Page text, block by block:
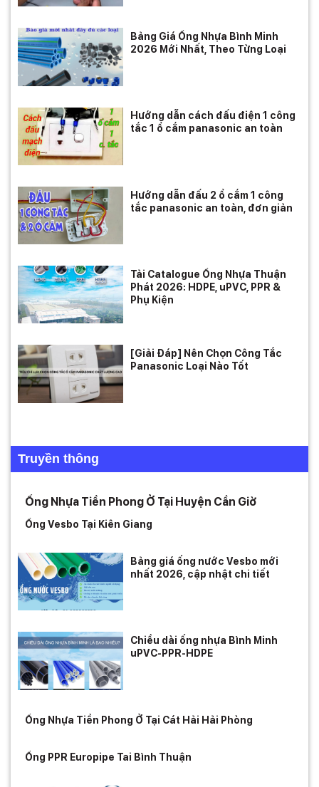
Bảng Giá Ống Nhựa Bình Minh
2026 Mới Nhất, Theo Từng Loại
Hướng dẫn cách đấu điện 1 công
tắc 1 ổ cắm panasonic an toàn
Hướng dẫn đấu 2 ổ cắm 1 công
tắc panasonic an toàn, đơn giản
Tải Catalogue Ống Nhựa Thuận
Phát 2026: HDPE, uPVC, PPR &
Phụ Kiện
[Giải Đáp] Nên Chọn Công Tắc
Panasonic Loại Nào Tốt
Truyền thông
Ống Nhựa Tiền Phong Ở Tại Huyện Cần Giờ
Ống Vesbo Tại Kiên Giang
Bảng giá ống nước Vesbo mới
nhất 2026, cập nhật chi tiết
Chiều dài ống nhựa Bình Minh
uPVC-PPR-HDPE
Ống Nhựa Tiền Phong Ở Tại Cát Hải Hải Phòng
Ống PPR Europipe Tai Bình Thuận